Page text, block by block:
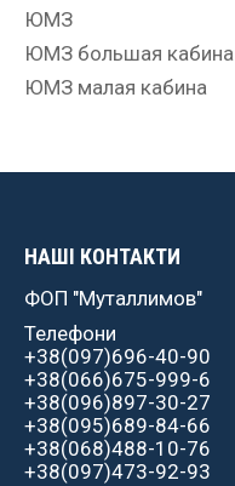
ЮМЗ
ЮМЗ большая кабина
ЮМЗ малая кабина
НАШІ КОНТАКТИ
ФОП "Муталлимов"
Телефони
+38(097)696-40-90
+38(066)675-999-6
+38(096)897-30-27
+38(095)689-84-66
+38(068)488-10-76
+38(097)473-92-93